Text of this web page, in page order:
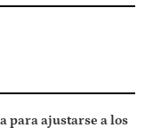
para ajustarse a los